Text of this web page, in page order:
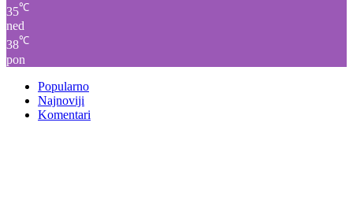
35℃
ned
38℃
pon
Popularno
Najnoviji
Komentari